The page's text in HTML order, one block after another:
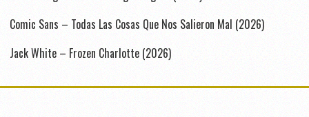
Comic Sans – Todas Las Cosas Que Nos Salieron Mal (2026)
Jack White – Frozen Charlotte (2026)